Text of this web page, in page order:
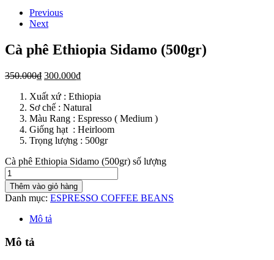
Previous
Next
Cà phê Ethiopia Sidamo (500gr)
350.000₫ 300.000₫
Xuất xứ : Ethiopia
Sơ chế : Natural
Màu Rang : Espresso ( Medium )
Giống hạt : Heirloom
Trọng lượng : 500gr
Cà phê Ethiopia Sidamo (500gr) số lượng
Thêm vào giỏ hàng
Danh mục: ESPRESSO COFFEE BEANS
Mô tả
Mô tả